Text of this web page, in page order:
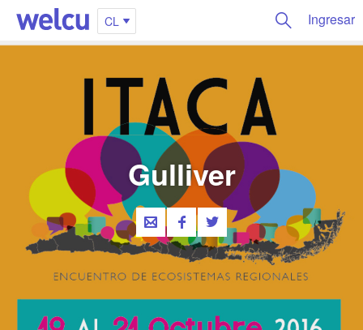
CL Ingresar
Gulliver